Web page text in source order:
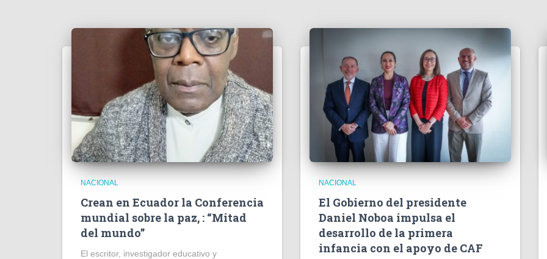
NACIONAL
Crean en Ecuador la Conferencia
mundial sobre la paz, : “Mitad
del mundo”
El escritor, investigador educativo y
NACIONAL
El Gobierno del presidente
Daniel Noboa impulsa el
desarrollo de la primera
infancia con el apoyo de CAF